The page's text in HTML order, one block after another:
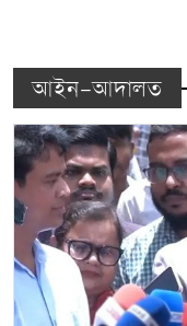
আইন-আদালত